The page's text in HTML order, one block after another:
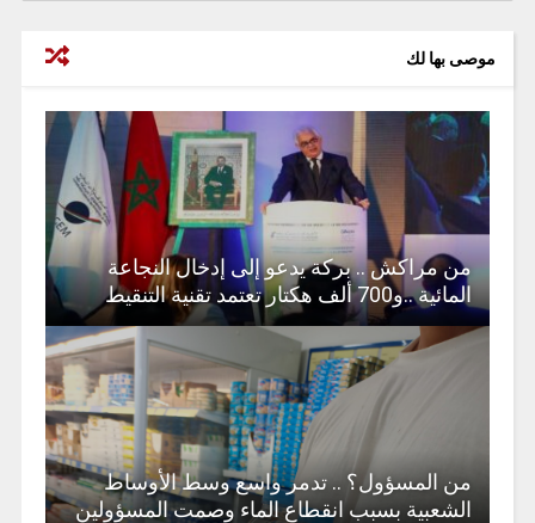
موصى بها لك
من مراكش .. بركة يدعو إلى إدخال النجاعة
المائية ..و700 ألف هكتار تعتمد تقنية التنقيط
من المسؤول؟ .. تدمر واسع وسط الأوساط
الشعبية بسبب انقطاع الماء وصمت المسؤولين